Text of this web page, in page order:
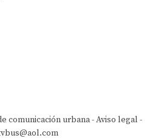
comunicación urbana -Aviso legal -